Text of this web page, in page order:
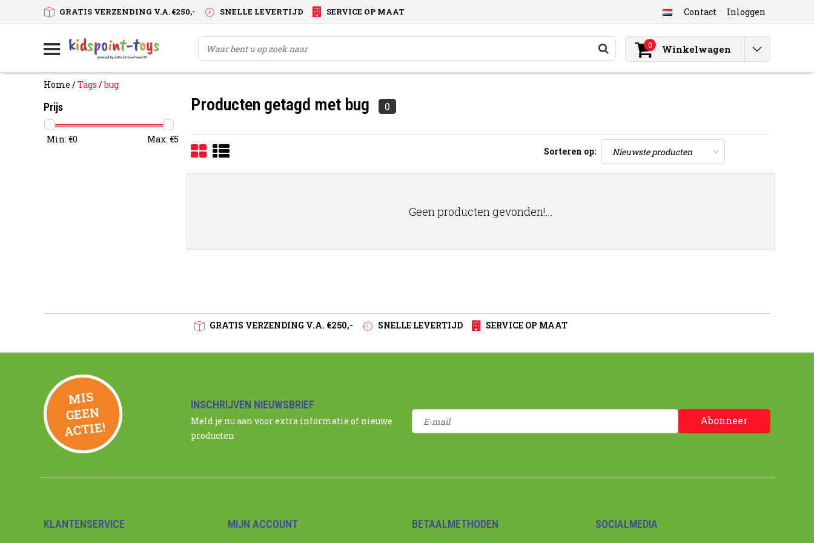
GRATIS VERZENDING V.A. €250,- SNELLE LEVERTIJD SERVICE OP MAAT Contact Inloggen
0 Winkelwagen
Home /Tags /bug
Prijs
Min: €0 Max: €5
Producten getagd met bug 0
Sorteren op:
Geen producten gevonden!...
GRATIS VERZENDING V.A. €250,- SNELLE LEVERTIJD SERVICE OP MAAT
MIS
GEE
N
ACTIE!
INSCHRIJVEN NIEUWSBRIEF
Meld je nu aan voor extra informatie of nieuwe
producten
Abonneer
KLANTENSERVICE MIJN ACCOUNT BETAALMETHODEN SOCIALMEDIA